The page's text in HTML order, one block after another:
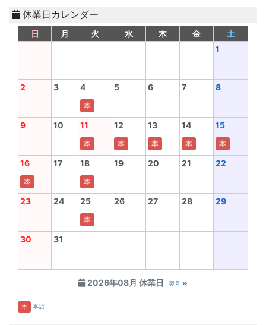
休業日カレンダー
2026年08月 休業日 翌月
日 月 火 水 木 金
土
1
2 3 4
本
5 6 7 8
9 10 11
本
12
本
13
本
14
本
15
本
16
本
17 18
本
19 20 21 22
23 24 25
本
26 27 28 29
30 31
本 本店